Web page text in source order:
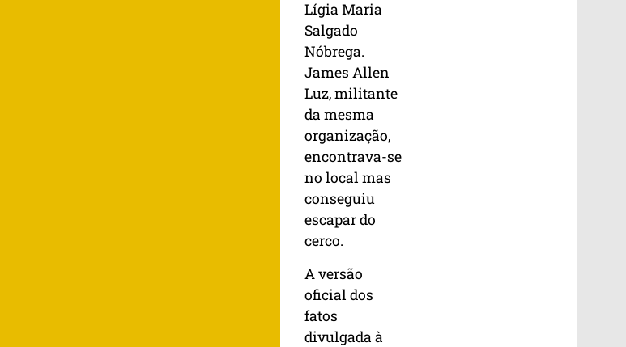
Lígia Maria
Salgado
Nóbrega.
James Allen
Luz, militante
da mesma
organização,
encontrava-se
no local mas
conseguiu
escapar do
cerco.
A versão
oficial dos
fatos
divulgada à